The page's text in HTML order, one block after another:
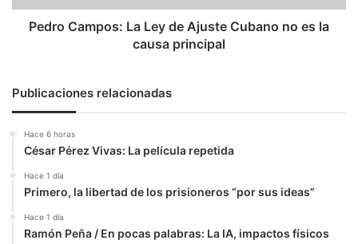
es
Pedro Campos: La Ley de Ajuste Cubano no es la
causa principal
Publicaciones relacionadas
Hace 6 horas
César Pérez Vivas: La película repetida
Hace 1 día
Primero, la libertad de los prisioneros “por sus ideas”
Hace 1 día
Ramón Peña / En pocas palabras: La IA, impactos físicos